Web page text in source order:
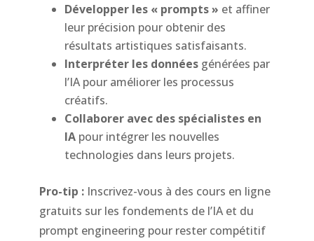
Développer les « prompts » et affiner
leur précision pour obtenir des
résultats artistiques satisfaisants.
Interpréter les données générées par
l’IA pour améliorer les processus
créatifs.
Collaborer avec des spécialistes en
IA pour intégrer les nouvelles
technologies dans leurs projets.
Pro-tip : Inscrivez-vous à des cours en ligne
gratuits sur les fondements de l’IA et du
prompt engineering pour rester compétitif